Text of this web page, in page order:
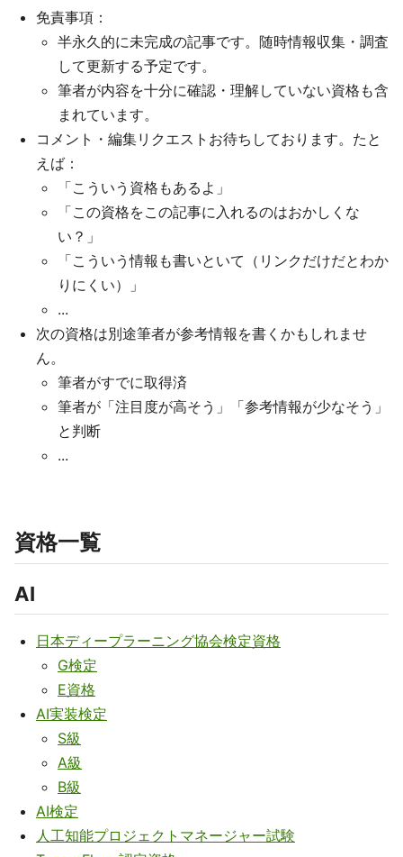
免責事項：
半永久的に未完成の記事です。随時情報収集・調査
して更新する予定です。
筆者が内容を十分に確認・理解していない資格も含
まれています。
コメント・編集リクエストお待ちしております。たと
えば：
「こういう資格もあるよ」
「この資格をこの記事に入れるのはおかしくな
い？」
「こういう情報も書いといて（リンクだけだとわか
りにくい）」
...
次の資格は別途筆者が参考情報を書くかもしれませ
ん。
筆者がすでに取得済
筆者が「注目度が高そう」「参考情報が少なそう」
と判断
...
資格一覧
AI
日本ディープラーニング協会検定資格
G検定
E資格
AI実装検定
S級
A級
B級
AI検定
人工知能プロジェクトマネージャー試験